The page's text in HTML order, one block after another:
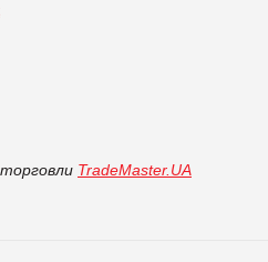
TradeMaster.UA